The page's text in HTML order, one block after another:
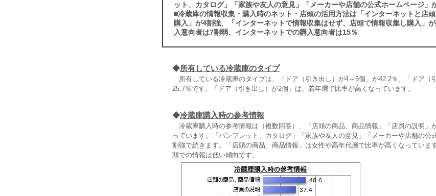
ット、カタログ」「家族や友人の意見」「メーカーや店舗の公式ホームページ」
■冷蔵庫の情報収集・購入時のネット・店頭の活用方法は「インターネットと店
購入」が4割強、「インターネットで情報収集はせず、店頭で情報収集し購入」
入意向者は7割弱、インターネットでの購入意向者は15％
◆所有している冷蔵庫のタイプ
所有している冷蔵庫のタイプは、「ドア（引き出し）が4～5個」が42.2％、「ドア（
25.7％です。「ドア（引き出し）が2個」は、若年層で比率が高くなっています。
◆冷蔵庫購入時の参考情報
冷蔵庫購入時の参考情報は（複数回答）、「店頭の商品、商品情報」「店員の説明」
っています。「パンフレット、カタログ」「家族や友人の意見」「メーカーや店舗の公
割強で続きます。「店頭の商品、商品情報」は女性や高年代層で比率が高くなっていま
頭での情報は低い傾向です。